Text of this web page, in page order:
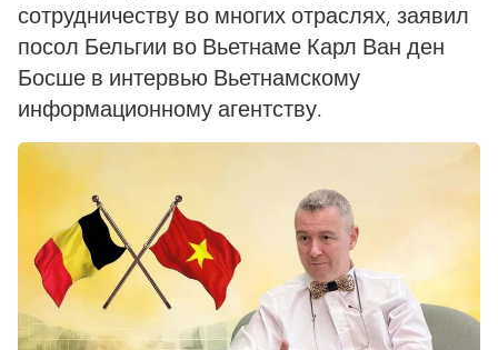
сотрудничеству во многих отраслях, заявил
посол Бельгии во Вьетнаме Карл Ван ден
Босше в интервью Вьетнамскому
информационному агентству.